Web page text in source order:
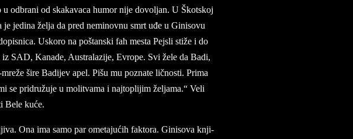
od­bra­ni od ska­ka­va­ca hu­mor nije do­vol­jan. U Škot­skoj
je­di­na želja da pred ne­mi­nov­nu smrt uđe u G­in­i­so­vu
Usko­ro na po­štanski fah me­sta Pejsli stiže i do
SAD, Ka­na­de, Au­stra­la­zi­je, Evro­pe. Svi žele da Badi,
šire Badijev apel. Pišu mu po­zna­te lično­sti. Pri­ma
se pri­družuje u mo­li­tva­ma i naj­to­pli­jim žel­ja­ma.“ Veli
Bele kuće.
Ona ima sa­mo par ome­ta­jućih fak­to­ra. Gin­iso­va knji­